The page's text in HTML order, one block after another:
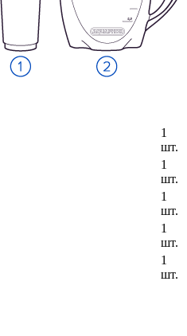
А5
1
шт.
1
шт.
1
шт.
1
шт.
1
шт.